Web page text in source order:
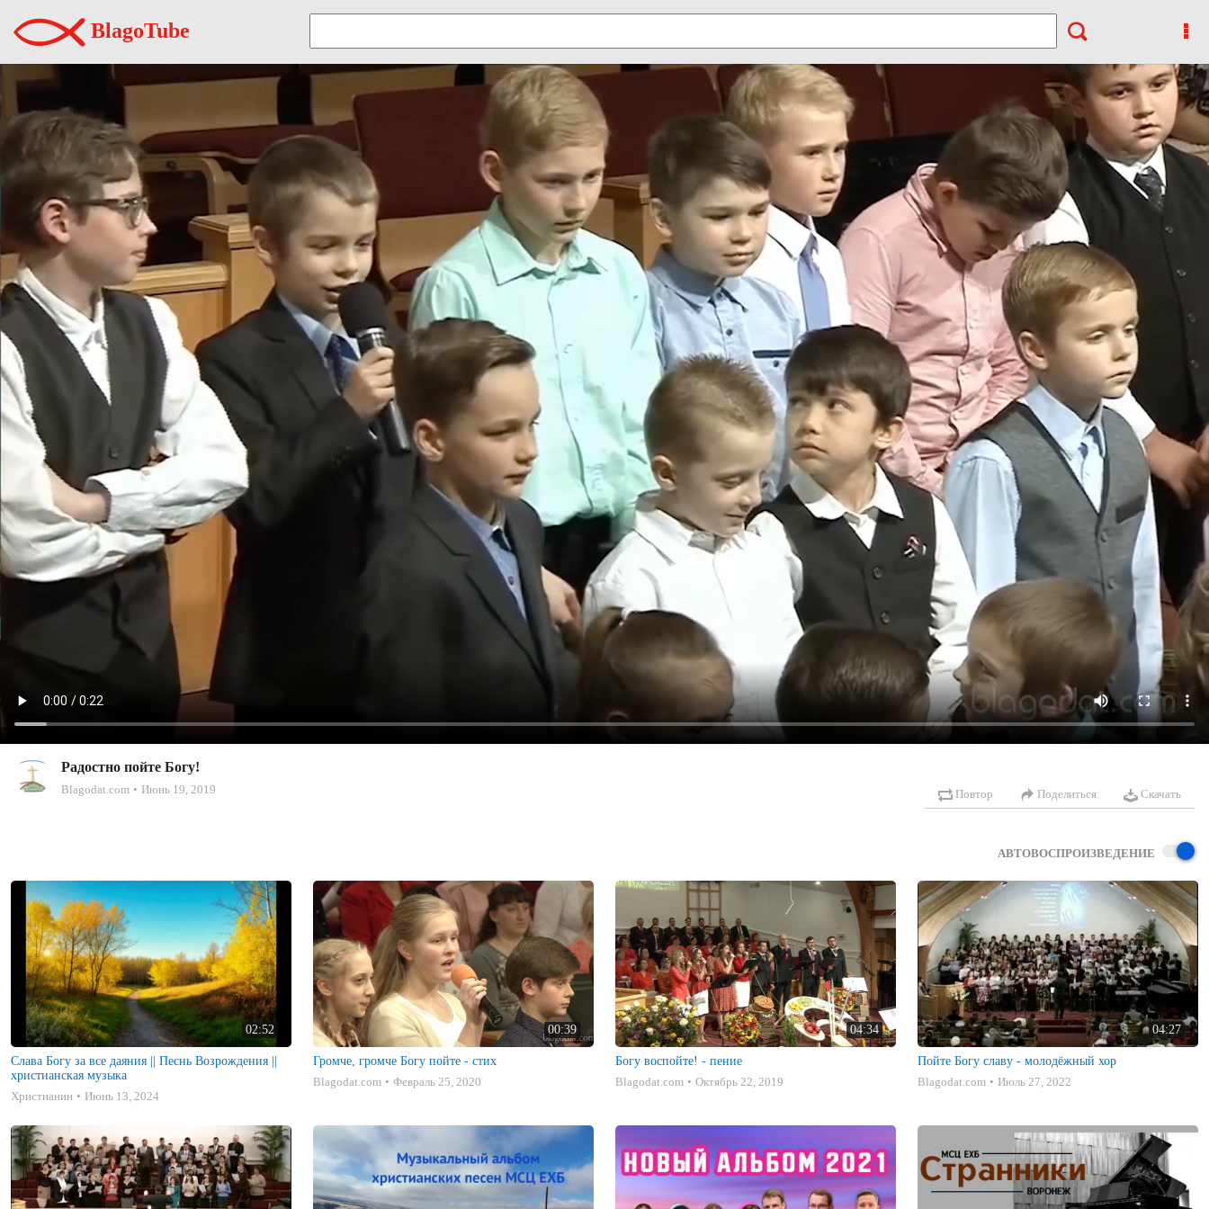
BlagoTube
Радостно пойте Богу!
Blagodat.com Июнь 19, 2019 Повтор Поделиться Скачать
АВТОВОСПРОИЗВЕДЕНИЕ
02:52
Слава Богу за все даяния || Песнь Возрождения ||
христианская музыка
Христианин
Июнь 13, 2024
00:39
Громче, громче Богу пойте - стих
Blagodat.com
Февраль 25, 2020
04:34
Богу воспойте! - пение
Blagodat.com
Октябрь 22, 2019
04:27
Пойте Богу славу - молодёжный хор
Blagodat.com
Июль 27, 2022